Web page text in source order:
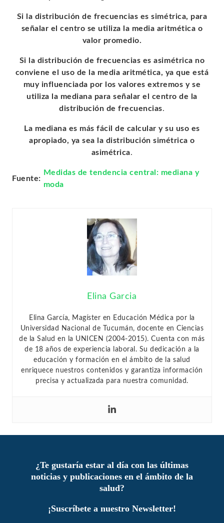
Si la distribución de frecuencias es simétrica, para
señalar el centro se utiliza la media aritmética o
valor promedio.
Si la distribución de frecuencias es asimétrica no
conviene el uso de la media aritmética, ya que está
muy influenciada por los valores extremos y se
utiliza la mediana para señalar el centro de la
distribución de frecuencias.
La mediana es más fácil de calcular y su uso es
apropiado, ya sea la distribución simétrica o
asimétrica.
Fuente:
Medidas de tendencia central: mediana y
moda
Elina Garcia
Elina García, Magíster en Educación Médica por la
Universidad Nacional de Tucumán, docente en Ciencias
de la Salud en la UNICEN (2004-2015). Cuenta con más
de 18 años de experiencia laboral. Su dedicación a la
educación y formación en el ámbito de la salud
enriquece nuestros contenidos y garantiza información
precisa y actualizada para nuestra comunidad.
¿Te gustaría estar al día con las últimas
noticias y publicaciones en el ámbito de la
salud?
¡Suscríbete a nuestro Newsletter!